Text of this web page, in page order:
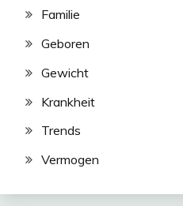
Familie
Geboren
Gewicht
Krankheit
Trends
Vermogen